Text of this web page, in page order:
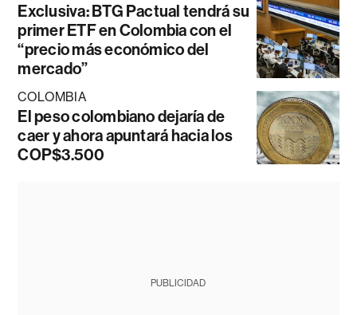
Exclusiva: BTG Pactual tendrá su
primer ETF en Colombia con el
“precio más económico del
mercado”
COLOMBIA
El peso colombiano dejaría de
caer y ahora apuntará hacia los
COP$3.500
PUBLICIDAD